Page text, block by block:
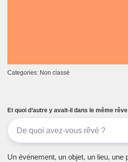
Categories: Non classé
Et quoi d’autre y avait-il dans le même
Un événement, un objet, un lieu, une